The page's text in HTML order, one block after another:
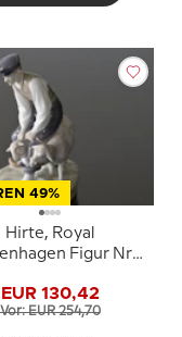
49%
Hirte, Royal
Figur Nr.
EUR 130,42
Vor: EUR 254,70